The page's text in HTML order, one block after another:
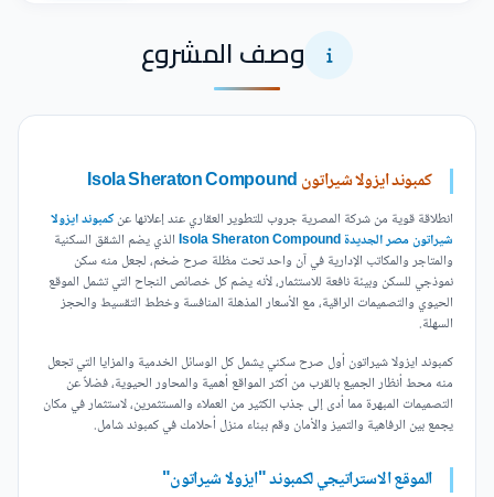
وصف المشروع
كمبوند ايزولا شيراتون
انطلاقة قوية من شركة المصرية جروب للتطوير العقاري عند إعلانها عنكمبوند ايزولا
شيراتون مصر الجديدة Isola Sheraton Compound
الذي يضم الشقق السكنية
والمتاجر والمكاتب الإدارية في آن واحد تحت مظلة صرح ضخم، لجعل منه سكن
نموذجي للسكن وبيئة نافعة للاستثمار، لأنه يضم كل خصائص النجاح التي تشمل الموقع
الحيوي والتصميمات الراقية، مع الأسعار المذهلة المنافسة وخطط التقسيط والحجز
السهلة.
كمبوند ايزولا شيراتون أول صرح سكني يشمل كل الوسائل الخدمية والمزايا التي تجعل
منه محط أنظار الجميع بالقرب من أكثر المواقع أهمية والمحاور الحيوية، فضلاً عن
التصميمات المبهرة مما أدى إلى جذب الكثير من العملاء والمستثمرين، لاستثمار في مكان
يجمع بين الرفاهية والتميز والأمان وقم ببناء منزل أحلامك في كمبوند شامل.
الموقع الاستراتيجي لكمبوند "ايزولا شيراتون"